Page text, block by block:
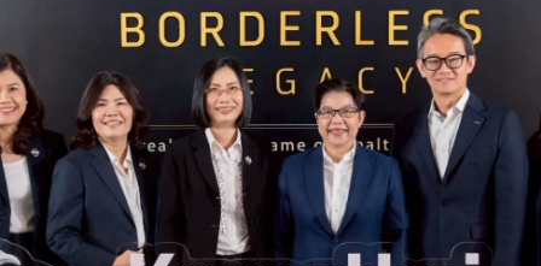
สำหรับฝ่ายจัดจำหน่าย
ซื้อประกันออนไลน์
โทร. 1159